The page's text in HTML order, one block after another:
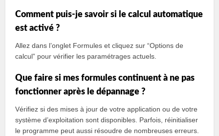
Comment puis-je savoir si le calcul automatique
est activé ?
Allez dans l’onglet Formules et cliquez sur “Options de
calcul” pour vérifier les paramétrages actuels.
Que faire si mes formules continuent à ne pas
fonctionner après le dépannage ?
Vérifiez si des mises à jour de votre application ou de votre
système d’exploitation sont disponibles. Parfois, réinitialiser
le programme peut aussi résoudre de nombreuses erreurs.